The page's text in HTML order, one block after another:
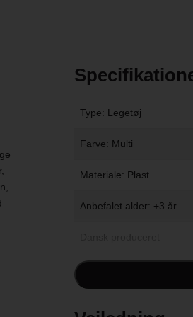
Type: Legetøj
Farve: Multi
Materiale: Plast
Anbefalet alder: +3 år
Kan vaskes i